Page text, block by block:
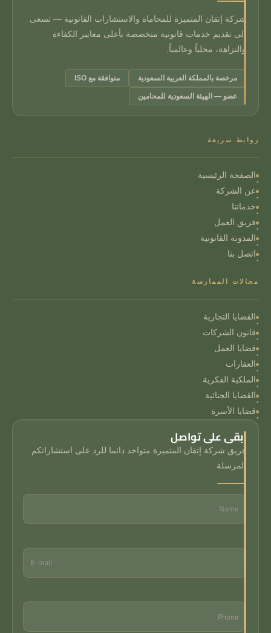
شركة إتقان المتميزة للمحاماة والاستشارات القانونية — تسعى
إلى تقديم خدمات قانونية متخصصة بأعلى معايير الكفاءة
والنزاهة، محلياً وعالمياً.
مرخصة بالمملكة العربية السعودية متوافقة مع ISO
عضو — الهيئة السعودية للمحامين
روابط سريعة
الصفحة الرئيسية
عن الشركة
خدماتنا
فريق العمل
المدونة القانونية
اتصل بنا
مجالات الممارسة
القضايا التجارية
قانون الشركات
قضايا العمل
العقارات
الملكية الفكرية
القضايا الجنائية
قضايا الأسرة
ابقى على تواصل
فريق شركة إتقان المتميزة متواجد دائما للرد على استشاراتكم
المرسلة